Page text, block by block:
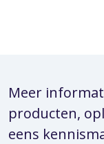
Meer
producten,
eens